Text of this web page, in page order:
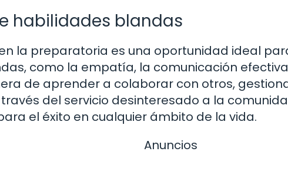
habilidades blandas
la preparatoria es una oportunidad ideal
como la empatía, la comunicación
de aprender a colaborar con otros,
del servicio desinteresado a la
el éxito en cualquier ámbito de la vida.
Anuncios